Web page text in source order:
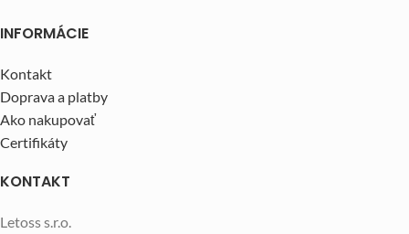
INFORMÁCIE
Kontakt
Doprava a platby
Ako nakupovať
Certifikáty
KONTAKT
Letoss s.r.o.